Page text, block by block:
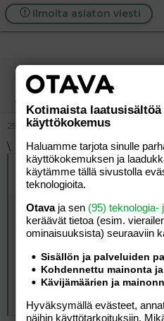
Ilmoita asiaton viesti
Oliivipuu
Jäsen
25.11.2004
\
Alkuperäinen kirjoittaja
kirjoitti:
Hei!
Meillä on se nyt 69euroa
esittelykuvassa on sillä
Ne renkaat on tosiaan
kovat muttei liina
mutta kulkee kevyesti.
hankea ollutkaan josta ei ois
Click to
Kotimaista
käyttökokemus
Haluamme tarjota sinulle
käyttökokemuksen ja
käytämme tällä sivustolla
teknologioita.
Otavaja sen (95) teknologia-
keräävät tietoa (esim.
ominaisuuk­sista) seuraaviin
Sisällön ja palveluiden
Kohdennettu mainonta
Kävijämäärien ja
Hyväksymällä evästeet,
näihin käyttötarkoituksiin.